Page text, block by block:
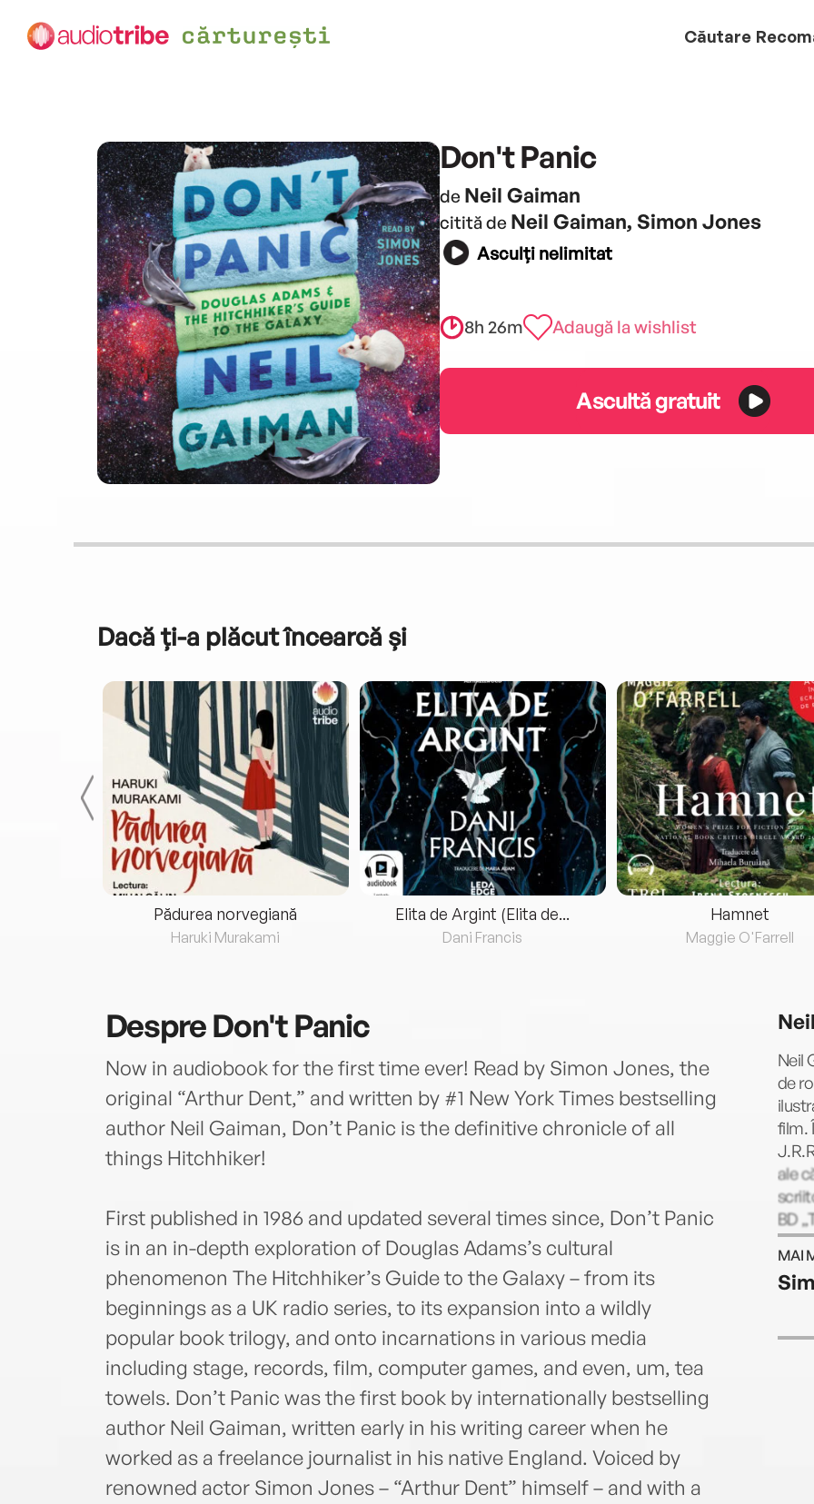
Căutare
Don't Panic
de Neil Gaiman
citită de Neil Gaiman, Simon Jones
Asculți nelimitat
8h 26m Adaugă la wishlist
Ascultă gratuit
Dacă ți-a plăcut încearcă și
Pădurea norvegiană
Haruki Murakami
Elita de Argint (Elita de...
Dani Francis
Hamnet
Maggie O'Farrell
DespreDon't Panic
Now in audiobook for the first time ever! Read by Simon Jones, the
original “Arthur Dent,” and written by #1 New York Times bestselling
author Neil Gaiman, Don’t Panic is the definitive chronicle of all
things Hitchhiker!
First published in 1986 and updated several times since, Don’t Panic
is in an in-depth exploration of Douglas Adams’s cultural
phenomenon The Hitchhiker’s Guide to the Galaxy – from its
beginnings as a UK radio series, to its expansion into a wildly
popular book trilogy, and onto incarnations in various media
including stage, records, film, computer games, and even, um, tea
towels. Don’t Panic was the first book by internationally bestselling
author Neil Gaiman, written early in his writing career when he
worked as a freelance journalist in his native England. Voiced by
renowned actor Simon Jones – “Arthur Dent” himself – and with a
Neil
de
film.
ale
BD
MAI